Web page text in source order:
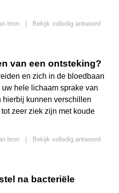
bron
Bekijk volledig antwoord
van een ontsteking?
en zich in de bloedbaan
hele lichaam sprake van
hierbij kunnen verschillen
zeer ziek zijn met koude
bron
Bekijk volledig antwoord
na bacteriële